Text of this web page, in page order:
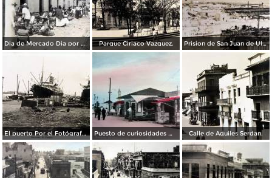
Dia de Mercado Dia por el Fotógrafo Abel Briquet.. Parque Ciriaco Vazquez. Prision de San Juan de Ulua Veracruz.
El puerto Por el Fotógrafo Felix Miret. Puesto de curiosidades marinas. Calle de Aquiles Serdan.